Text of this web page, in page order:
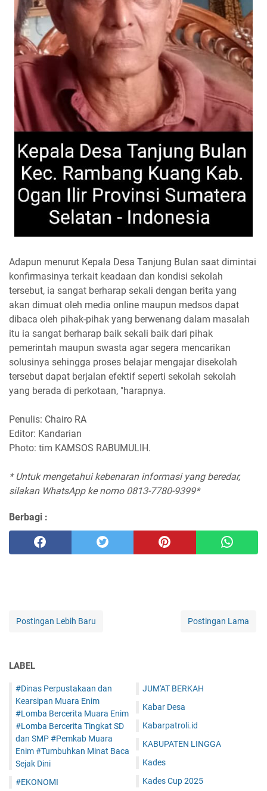
Adapun menurut Kepala Desa Tanjung Bulan saat dimintai
konfirmasinya terkait keadaan dan kondisi sekolah
tersebut, ia sangat berharap sekali dengan berita yang
akan dimuat oleh media online maupun medsos dapat
dibaca oleh pihak-pihak yang berwenang dalam masalah
itu ia sangat berharap baik sekali baik dari pihak
pemerintah maupun swasta agar segera mencarikan
solusinya sehingga proses belajar mengajar disekolah
tersebut dapat berjalan efektif seperti sekolah sekolah
yang berada di perkotaan, "harapnya.
Penulis: Chairo RA
Editor: Kandarian
Photo: tim KAMSOS RABUMULIH.
* Untuk mengetahui kebenaran informasi yang beredar,
silakan WhatsApp ke nomo 0813-7780-9399*
Berbagi :
Postingan Lebih Baru Postingan Lama
LABEL
#Dinas Perpustakaan dan
Kearsipan Muara Enim
#Lomba Bercerita Muara Enim
#Lomba Bercerita Tingkat SD
dan SMP #Pemkab Muara
Enim #Tumbuhkan Minat Baca
Sejak Dini
#EKONOMI
JUM'AT BERKAH
Kabar Desa
Kabarpatroli.id
KABUPATEN LINGGA
Kades
Kades Cup 2025